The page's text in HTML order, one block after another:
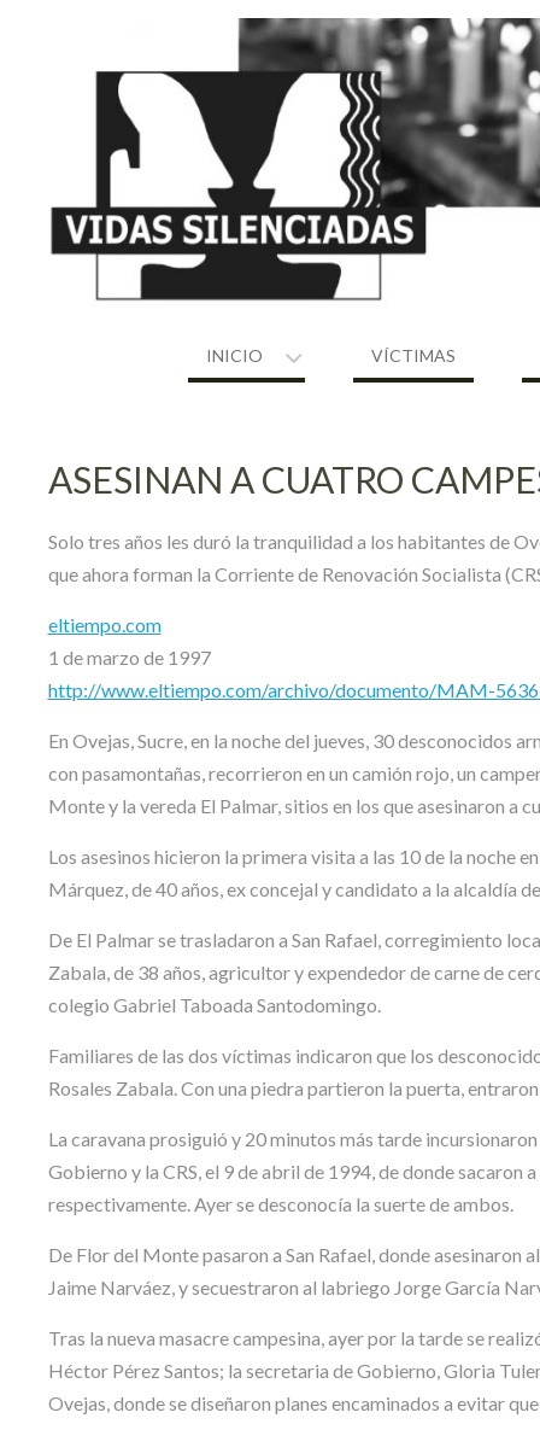
INICIO VÍCTIMAS
ASESINAN A CUATRO
Solo tres años les duró la tranquilidad a los habitantes de
que ahora forman la Corriente de Renovación Socialista
eltiempo.com
1 de marzo de 1997
http://www.eltiempo.com/archivo/documento/MAM-
En Ovejas, Sucre, en la noche del jueves, 30 desconocidos
con pasamontañas, recorrieron en un camión rojo, un
Monte y la vereda El Palmar, sitios en los que asesinaron a
Los asesinos hicieron la primera visita a las 10 de la noche
Márquez, de 40 años, ex concejal y candidato a la alcaldía
De El Palmar se trasladaron a San Rafael, corregimiento
Zabala, de 38 años, agricultor y expendedor de carne de
colegio Gabriel Taboada Santodomingo.
Familiares de las dos víctimas indicaron que los
Rosales Zabala. Con una piedra partieron la puerta,
La caravana prosiguió y 20 minutos más tarde
Gobierno y la CRS, el 9 de abril de 1994, de donde sacaron
respectivamente. Ayer se desconocía la suerte de ambos.
De Flor del Monte pasaron a San Rafael, donde
Jaime Narváez, y secuestraron al labriego Jorge García
Tras la nueva masacre campesina, ayer por la tarde se
Héctor Pérez Santos; la secretaria de Gobierno, Gloria
Ovejas, donde se diseñaron planes encaminados a evitar